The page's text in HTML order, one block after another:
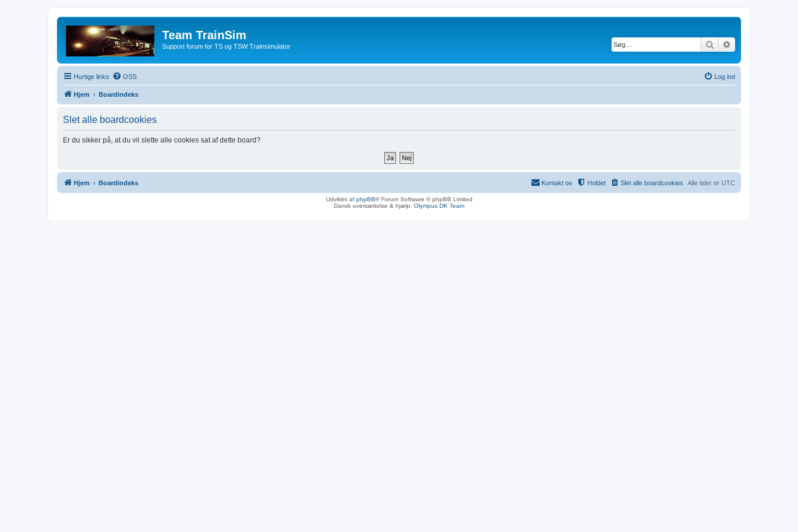
Team TrainSim
Support forum for TS og TSW Trainsimulator Søg
Hurtige links OSS Log ind
Hjem Boardindeks
Slet alle boardcookies
Er du sikker på, at du vil slette alle cookies sat af dette board?
Hjem Boardindeks Alle tider er UTC
Slet alle boardcookies
Holdet
Kontakt os
Udviklet af phpBB® Forum Software © phpBB Limited
Dansk oversættelse & hjælp: Olympus DK Team